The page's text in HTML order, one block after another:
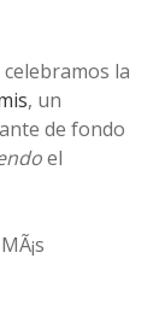
la
, un
de fondo
el